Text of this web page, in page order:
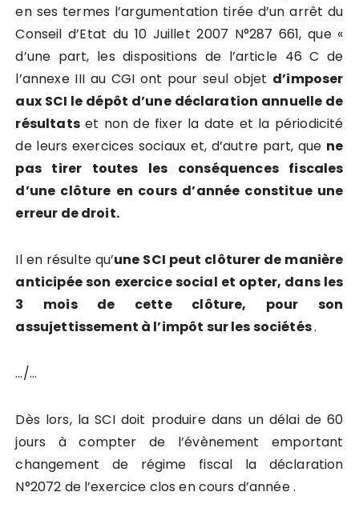
en ses termes l’argumentation tirée d’un arrêt du
Conseil d’Etat du 10 Juillet 2007 N°287 661, que «
d’une part, les dispositions de l’article 46 C de
l’annexe III au CGI ont pour seul objet d’imposer
aux SCI le dépôt d’une déclaration annuelle de
résultatset non de fixer la date et la périodicité
de leurs exercices sociaux et, d’autre part, que ne
pas tirer toutes les conséquences fiscales
d’une clôture en cours d’année constitue une
erreur de droit.
Il en résulte qu’une SCI peut clôturer de manière
anticipée son exercice social et opter, dans les
3 mois de cette clôture, pour son
assujettissement à l’impôt sur les sociétés.
…/…
Dès lors, la SCI doit produire dans un délai de 60
jours à compter de l’évènement emportant
changement de régime fiscal la déclaration
N°2072 de l’exercice clos en cours d’année .